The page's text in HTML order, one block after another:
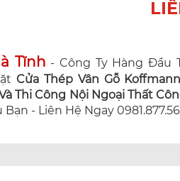
Tĩnh - Công Ty Hàng Đầu
Cửa Thép Vân Gỗ
Thi Công Nội Ngoại Thất
- Liên Hệ Ngay